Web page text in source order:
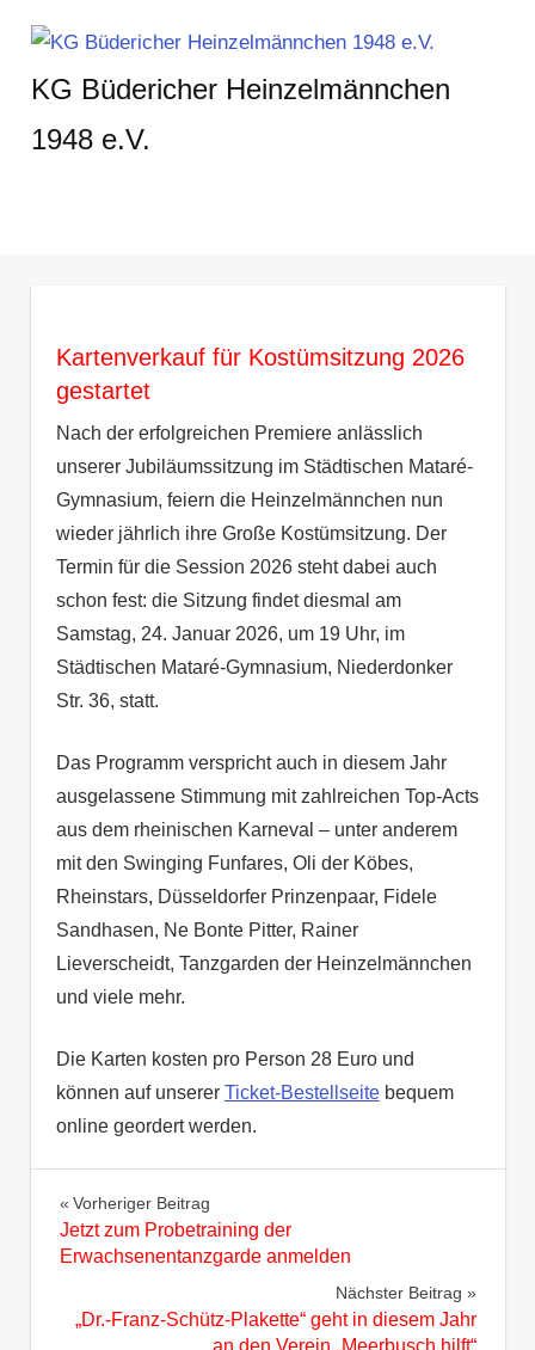
Inhalt
springenKG Büdericher Heinzelmännchen
1948 e.V.
Kartenverkauf für Kostümsitzung 2026
gestartet
Nach der erfolgreichen Premiere anlässlich
unserer Jubiläumssitzung im Städtischen Mataré-
Gymnasium, feiern die Heinzelmännchen nun
wieder jährlich ihre Große Kostümsitzung. Der
Termin für die Session 2026 steht dabei auch
schon fest: die Sitzung findet diesmal am
Samstag, 24. Januar 2026, um 19 Uhr, im
Städtischen Mataré-Gymnasium, Niederdonker
Str. 36, statt.
Das Programm verspricht auch in diesem Jahr
ausgelassene Stimmung mit zahlreichen Top-Acts
aus dem rheinischen Karneval – unter anderem
mit den Swinging Funfares, Oli der Köbes,
Rheinstars, Düsseldorfer Prinzenpaar, Fidele
Sandhasen, Ne Bonte Pitter, Rainer
Lieverscheidt, Tanzgarden der Heinzelmännchen
und viele mehr.
Die Karten kosten pro Person 28 Euro und
können auf unserer Ticket-Bestellseitebequem
online geordert werden.
Beitragsnavigation
Vorheriger Beitrag
Jetzt zum Probetraining der
Erwachsenentanzgarde anmelden
Nächster Beitrag
„Dr.-Franz-Schütz-Plakette“ geht in diesem Jahr
an den Verein „Meerbusch hilft“